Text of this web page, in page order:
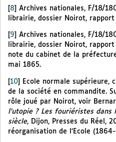
[8] Archives nationales, F/18/
librairie, dossier Noirot,
9
Archives nationales, F/18/
librairie, dossier Noirot,
note du cabinet de la
mai 1865.
[10]
Ecole normale supérieure,
de la société en commandite.
rôle joué par Noirot, voir
l’utopie ? Les fouriéristes
siècle, Dijon, Presses du Réel,
réorganisation de l’Ecole